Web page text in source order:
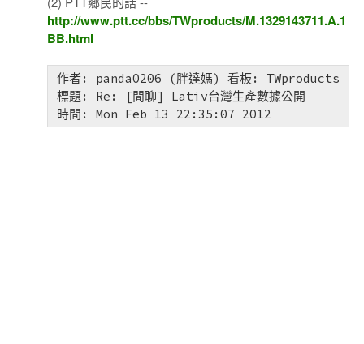
http://www.ptt.cc/bbs/TWproducts/M.1329143711.A.1
BB.html
作者: panda0206 (胖達媽) 看板: TWproducts
標題: Re: [閒聊] Lativ台灣生產數據公開